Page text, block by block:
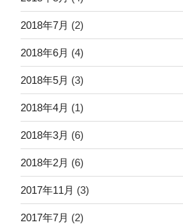
2018年7月 (2)
2018年6月 (4)
2018年5月 (3)
2018年4月 (1)
2018年3月 (6)
2018年2月 (6)
2017年11月 (3)
2017年7月 (2)